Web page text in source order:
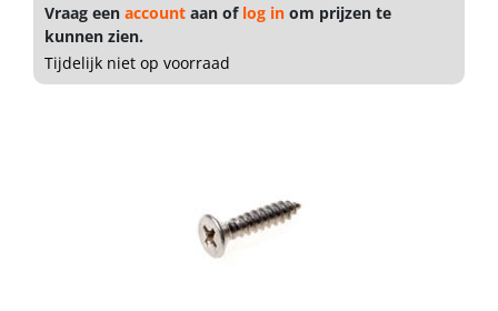
Vraag een account aan of log in om prijzen te
kunnen zien.
Tijdelijk niet op voorraad